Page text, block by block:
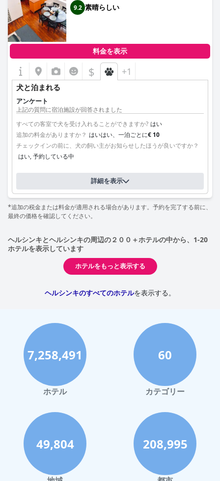
9.2 素晴らしい
料金を表示
$ +1
犬と泊まれる
アンケート
上記の質問に宿泊施設が回答されました
すべての客室で犬を受け入れることができますか? はい
追加の料金がありますか？ はいはい、一泊ごとに€ 10
チェックインの前に、犬の飼い主がお知らせしたほうが良いですか？
はい, 予約している中
詳細を表示
*追加の税金または料金が適用される場合があります。予約を完了する前に、
最終の価格を確認してください。
ヘルシンキとヘルシンキの周辺の２００＋ホテルの中から、1-20
ホテルを表示しています
ホテルをもっと表示する
ヘルシンキのすべてのホテルを表示する。
7,258,491
ホテル
60
カテゴリー
49,804 208,995